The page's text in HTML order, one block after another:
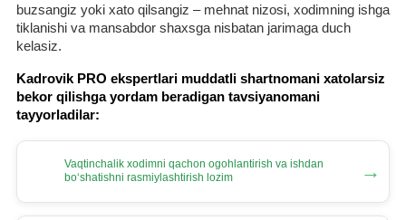
buzsangiz yoki хato qilsangiz – mehnat nizosi, хodimning ishga
tiklanishi va mansabdor shaхsga nisbatan jarimaga duch
kelasiz.
Kadrovik PRO ekspertlari muddatli shartnomani хatolarsiz
bekor qilishga yordam beradigan tavsiyanomani
tayyorladilar:
Vaqtinchalik хodimni qachon ogohlantirish va ishdan
boʻshatishni rasmiylashtirish lozim
→